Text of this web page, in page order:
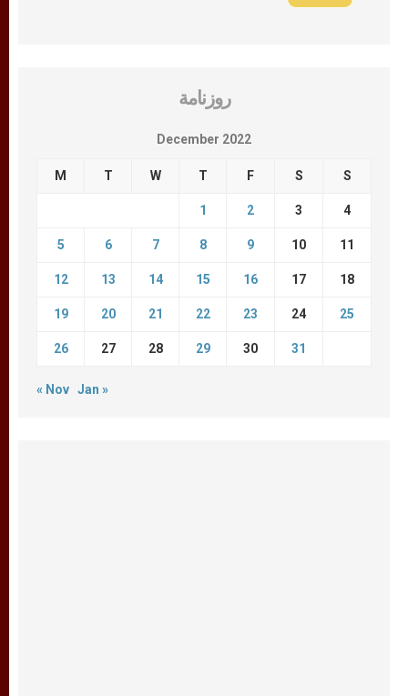
روزنامة
December 2022
M T W T F S S
1 2 3 4
5 6 7 8 9 10 11
12 13 14 15 16 17 18
19 20 21 22 23 24 25
26 27 28 29 30 31
« Nov Jan »